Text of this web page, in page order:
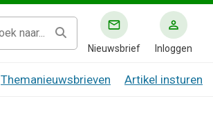
Nieuwsbrief Inloggen
Themanieuwsbrieven Artikel insturen